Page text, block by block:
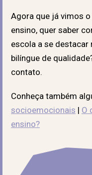
Agora que já vimos
ensino, quer saber
escola a se
bilíngue de
contato.
Conheça também
socioemocionais | O
ensino?